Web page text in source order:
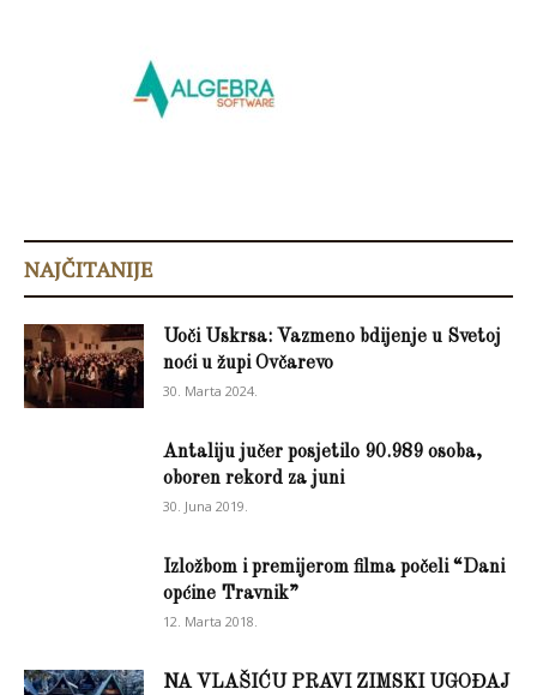
NAJČITANIJE
Uoči Uskrsa: Vazmeno bdijenje u Svetoj
noći u župi Ovčarevo
30. Marta 2024.
Antaliju jučer posjetilo 90.989 osoba,
oboren rekord za juni
30. Juna 2019.
Izložbom i premijerom filma počeli “Dani
općine Travnik”
12. Marta 2018.
NA VLAŠIĆU PRAVI ZIMSKI UGOĐAJ